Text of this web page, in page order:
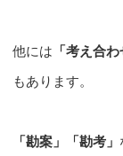
他には 「考え合
もあります。
「勘案」「勘考」